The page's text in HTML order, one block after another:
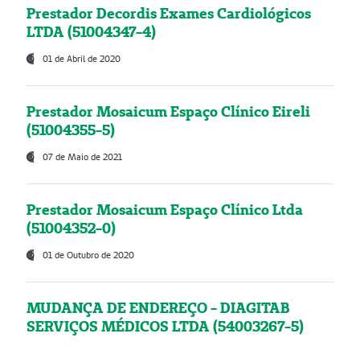
Prestador Decordis Exames Cardiológicos
LTDA (51004347-4)
01 de Abril de 2020
Prestador Mosaicum Espaço Clínico Eireli
(51004355-5)
07 de Maio de 2021
Prestador Mosaicum Espaço Clínico Ltda
(51004352-0)
01 de Outubro de 2020
MUDANÇA DE ENDEREÇO - DIAGITAB
SERVIÇOS MÉDICOS LTDA (54003267-5)